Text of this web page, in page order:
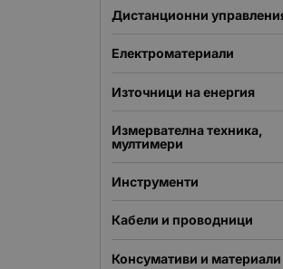
Дистанционни
Електроматериали
Източници на енергия
Измервателна техника,
мултимери
Инструменти
Кабели и проводници
Консумативи и материали